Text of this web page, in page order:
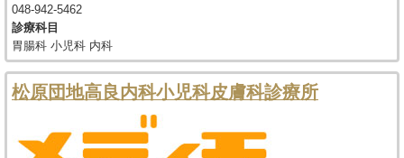
048-942-5462
診療科目
胃腸科 小児科 内科
松原団地高良内科小児科皮膚科診療所